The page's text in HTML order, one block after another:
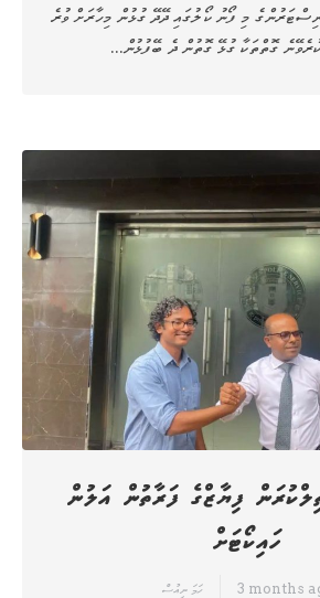
މި ފޯނު ކޯލުގައި ދޭދޭ ގުޅުން މިހާރަށް ވުރެ
ގޮތްތަކާ ގުޅޭ ގޮތުން ދެ ބޭފުޅުން…
ފިޔާޒްގެ ފަރާތުން އަލުން
ހައިކޯޓަށް
ހަމަ ނިއުސް 3 months